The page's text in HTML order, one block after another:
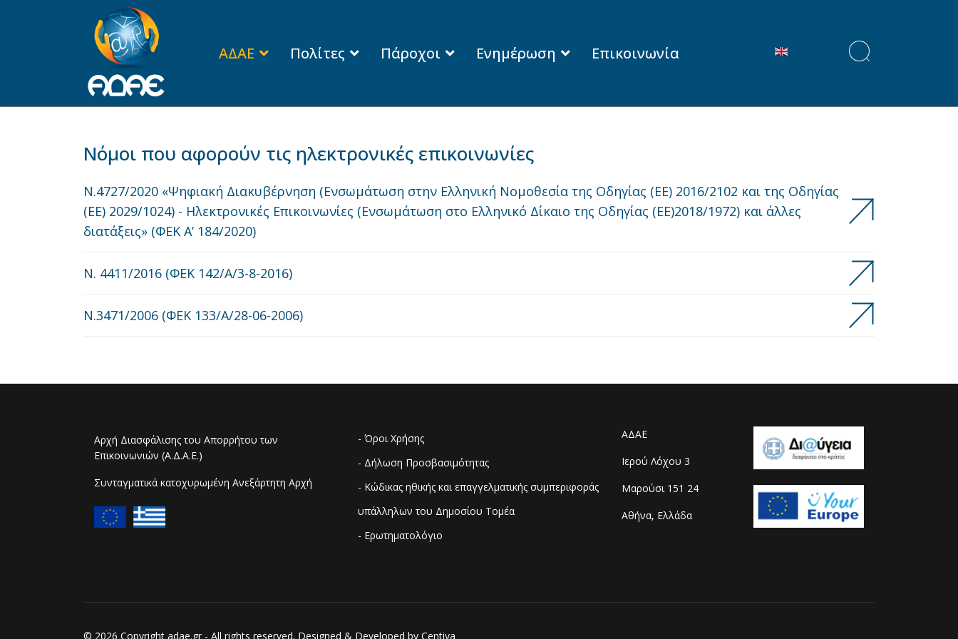
ΑΔΑΕ Πολίτες Πάροχοι Ενημέρωση Επικοινωνία Επιλέξτε τη γλώσσα σας
Νόμοι που αφορούν τις ηλεκτρονικές επικοινωνίες
Ν.4727/2020 «Ψηφιακή Διακυβέρνηση (Ενσωμάτωση στην Ελληνική Νομοθεσία της Οδηγίας (ΕΕ) 2016/2102 και της Οδηγίας
(ΕΕ) 2029/1024) - Ηλεκτρονικές Επικοινωνίες (Ενσωμάτωση στο Ελληνικό Δίκαιο της Οδηγίας (ΕΕ)2018/1972) και άλλες
διατάξεις» (ΦΕΚ Α’ 184/2020)
N. 4411/2016 (ΦΕΚ 142/A/3-8-2016)
Ν.3471/2006 (ΦΕΚ 133/A/28-06-2006)
Αρχή Διασφάλισης του Απορρήτου των
Επικοινωνιών (Α.Δ.Α.Ε.)
Συνταγματικά κατοχυρωμένη Ανεξάρτητη Αρχή
- Όροι Χρήσης
- Δήλωση Προσβασιμότητας
- Κώδικας ηθικής και επαγγελματικής συμπεριφοράς
υπάλληλων του Δημοσίου Τομέα
- Ερωτηματολόγιο
ΑΔΑΕ
Ιερού Λόχου 3
Μαρούσι 151 24
Αθήνα, Ελλάδα
© 2026 Copyright adae.gr - All rights reserved. Designed & Developed by Centiva